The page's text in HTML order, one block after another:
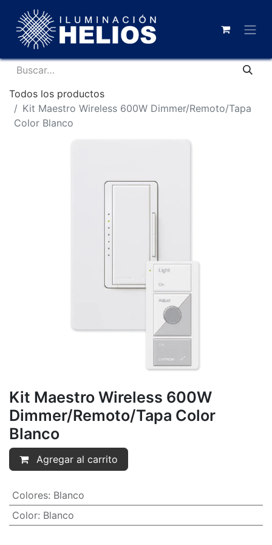
Todos los productos
Kit Maestro Wireless 600W Dimmer/Remoto/Tapa
Color Blanco
Kit Maestro Wireless 600W
Dimmer/Remoto/Tapa Color
Blanco
Agregar al carrito
Colores: Blanco
Color: Blanco